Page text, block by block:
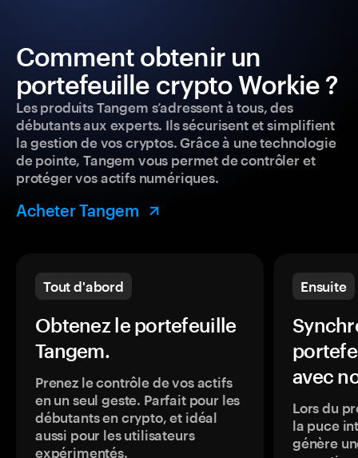
Comment obtenir un
portefeuille crypto Workie ?
Les produits Tangem s’adressent à tous, des
débutants aux experts. Ils sécurisent et simplifient
la gestion de vos cryptos. Grâce à une technologie
de pointe, Tangem vous permet de contrôler et
protéger vos actifs numériques.
Acheter Tangem
Tout d'abord
Obtenez le portefeuille
Tangem.
Prenez le contrôle de vos actifs
en un seul geste. Parfait pour les
débutants en crypto, et idéal
aussi pour les utilisateurs
expérimentés.
Ensuite
avec
Lors du
la puce
génère